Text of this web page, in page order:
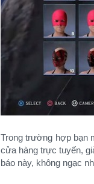
Trong trường hợp bạn
cửa hàng trực tuyến,
báo này, không ngạc